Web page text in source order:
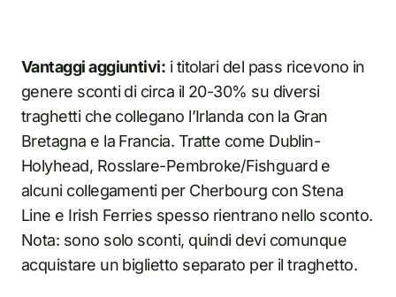
Vantaggi aggiuntivi: i titolari del pass ricevono in
genere sconti di circa il 20-30% su diversi
traghetti che collegano l’Irlanda con la Gran
Bretagna e la Francia. Tratte come Dublin-
Holyhead, Rosslare-Pembroke/Fishguard e
alcuni collegamenti per Cherbourg con Stena
Line e Irish Ferries spesso rientrano nello sconto.
Nota: sono solo sconti, quindi devi comunque
acquistare un biglietto separato per il traghetto.